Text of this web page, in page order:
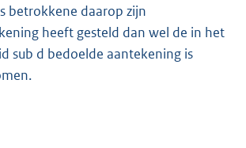
betrokkene daarop zijn
heeft gesteld dan wel de in het
sub d bedoelde aantekening is